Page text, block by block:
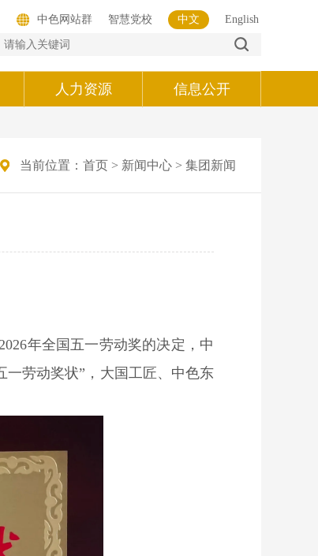
智慧党校 中文 English
中色网站群
人力资源 信息公开
当前位置： 首页 > 新闻中心 > 集团新闻
年全国五一劳动奖的决定， 中
劳动奖状”，大国工匠、 中色东